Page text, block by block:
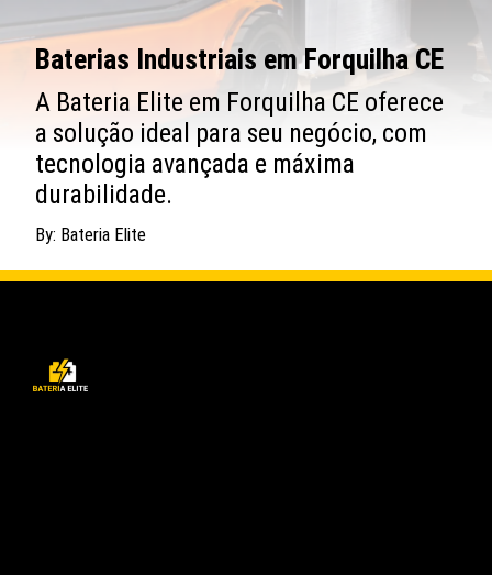
Baterias Industriais em Forquilha CE
A Bateria Elite em Forquilha CE oferece
a solução ideal para seu negócio, com
tecnologia avançada e máxima
durabilidade.
By: Bateria Elite